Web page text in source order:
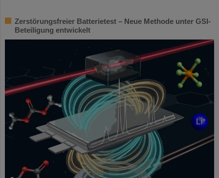
Zerstörungsfreier Batterietest – Neue Methode unter GSI-
Beteiligung entwickelt